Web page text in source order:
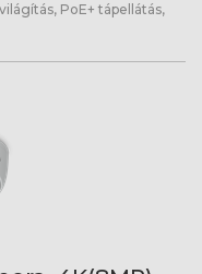
PoE+ tápellátás,